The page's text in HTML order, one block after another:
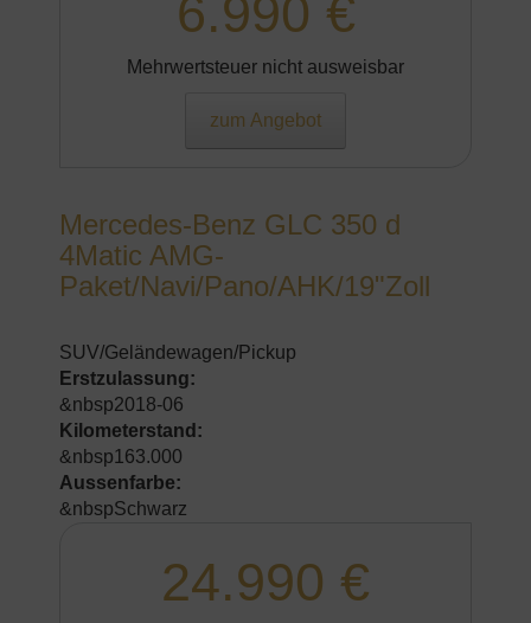
6.990 €
Mehrwertsteuer nicht ausweisbar
zum Angebot
Mercedes-Benz GLC 350 d
4Matic AMG-
Paket/Navi/Pano/AHK/19"Zoll
SUV/Geländewagen/Pickup
Erstzulassung:
&nbsp2018-06
Kilometerstand:
&nbsp163.000
Aussenfarbe:
&nbspSchwarz
24.990 €